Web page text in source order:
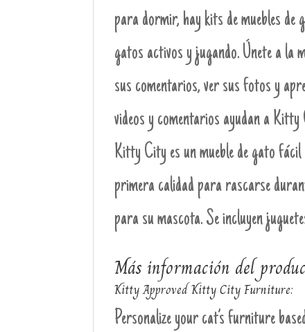
para dormir, hay kits de muebles
gatos activos y jugando. Únete a
sus comentarios, ver sus fotos y
videos y comentarios ayudan a
Kitty City es un mueble de gato
primera calidad para rascarse
para su mascota. Se incluyen
Más información del
Kitty Approved Kitty City Furniture:
Personalize your cat’s furniture